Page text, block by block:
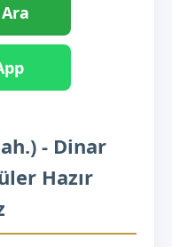
- Dinar
Hazır